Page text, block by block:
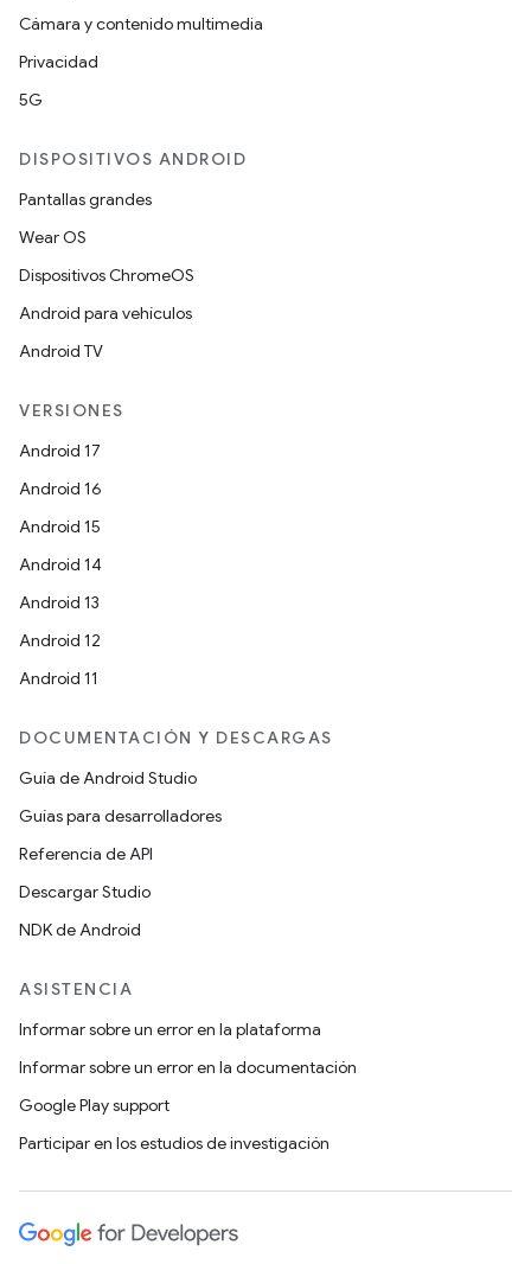
Cámara y contenido multimedia
Privacidad
5G
DISPOSITIVOS ANDROID
Pantallas grandes
Wear OS
Dispositivos ChromeOS
Android para vehículos
Android TV
VERSIONES
Android 17
Android 16
Android 15
Android 14
Android 13
Android 12
Android 11
DOCUMENTACIÓN Y DESCARGAS
Guía de Android Studio
Guías para desarrolladores
Referencia de API
Descargar Studio
NDK de Android
ASISTENCIA
Informar sobre un error en la plataforma
Informar sobre un error en la documentación
Google Play support
Participar en los estudios de investigación